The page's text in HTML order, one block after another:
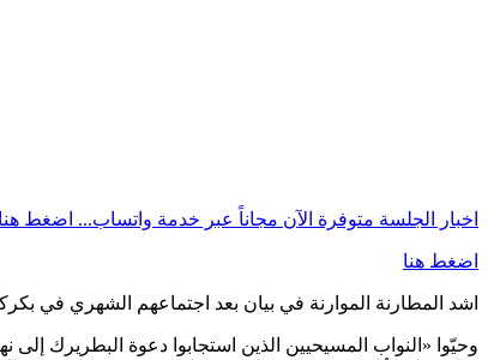
اخبار الجلسة متوفرة الآن مجاناً عبر خدمة واتساب... اضغط هنا
اضغط هنا
اشد المطارنة الموارنة في بيان بعد اجتماعهم الشهري في
وحيّوا «النواب المسيحيين الذين استجابوا دعوة البطريرك